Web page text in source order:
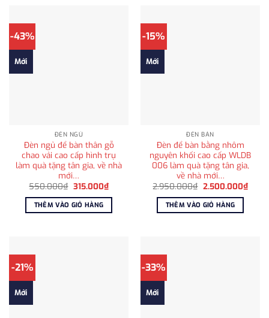
-43%
Mới
ĐÈN NGỦ
Đèn ngủ để bàn thân gỗ
chao vải cao cấp hình trụ
làm quà tặng tân gia, về nhà
mới…
550.000₫ Giá
là:
550.000₫.
315.000₫Giá
hiện
tại
315.000₫.
THÊM VÀO GIỎ HÀNG
-15%
Mới
ĐÈN BÀN
Đèn để bàn bằng nhôm
nguyên khối cao cấp WLDB
006 làm quà tặng tân gia,
về nhà mới…
2.950.000₫ Giá
là:
2.950.000₫.
2.500.000₫Giá
hiện
THÊM VÀO GIỎ HÀNG
-21%
Mới
-33%
Mới